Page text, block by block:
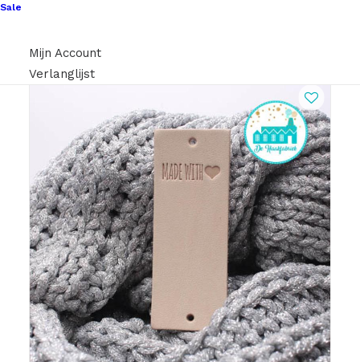
Sale
Mijn Account
Verlanglijst